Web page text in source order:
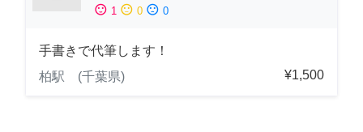
sentiment_satisfied 1 sentiment_neutral 0 sentiment_dissatisfied 0
手書きで代筆します！
柏駅 (千葉県)
¥1,500